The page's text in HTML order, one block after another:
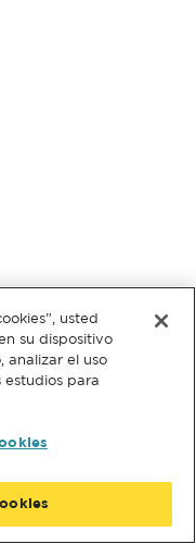
usted
su dispositivo
analizar el uso
estudios para